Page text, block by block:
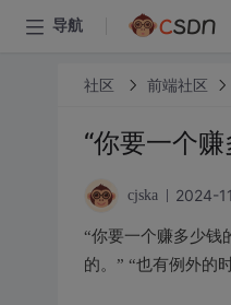
导航
社区 前端社区
“你要一个赚
cjska 2024-
“你要一个赚多少钱
的。” “也有例外的